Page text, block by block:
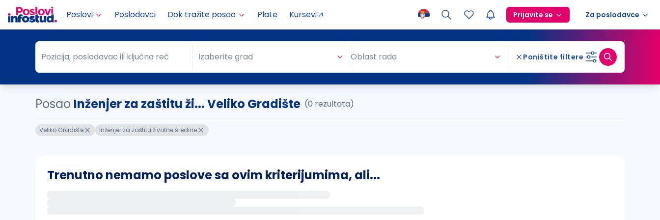
Poslovi Poslodavci Dok tražite posao Plate Kursevi Prijavite se Za poslodavce
Pozicija, poslodavac ili ključna reč
Pozicija, poslodavac ili ključna reč Grad
Izaberite grad Oblast rada Poništite filtere
Posao Inženjer za zaštitu ži... Veliko Gradište (0 rezultata)
Veliko Gradište Inženjer za zaštitu životne sredine
Trenutno nemamo poslove sa ovim kriterijumima, ali...